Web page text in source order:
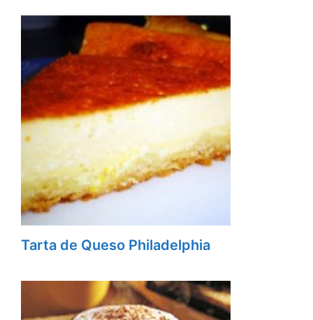
Tarta de Queso Philadelphia